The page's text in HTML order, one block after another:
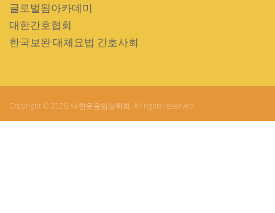
글로벌됨아카데미
대한간호협회
한국보완·대체요법 간호사회
Copyright © 2026. 대한웃음임상학회. All rights reserved